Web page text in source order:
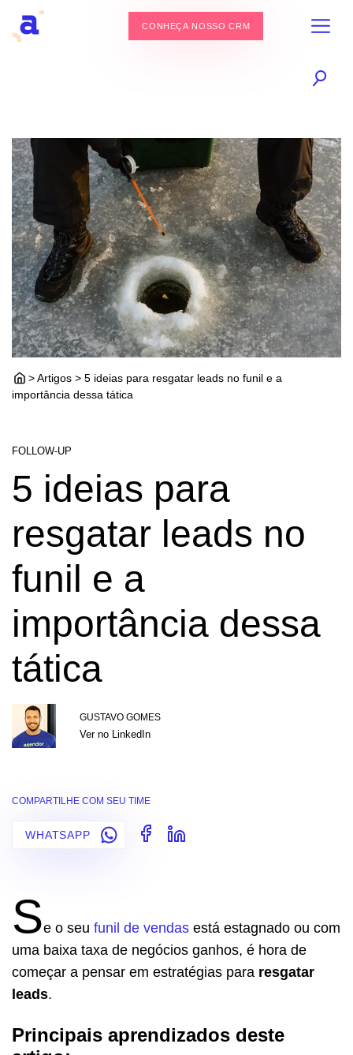
CONHEÇA NOSSO CRM
> Artigos > 5 ideias para resgatar leads no funil e a
importância dessa tática
FOLLOW-UP
5 ideias para
resgatar leads no
funil e a
importância dessa
tática
GUSTAVO GOMES
Ver no LinkedIn
COMPARTILHE COM SEU TIME
WHATSAPP
Se o seu funil de vendas está estagnado ou com
uma baixa taxa de negócios ganhos, é hora de
começar a pensar em estratégias para resgatar
leads.
Principais aprendizados deste